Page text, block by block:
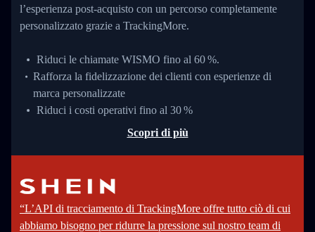
l’esperienza post-acquisto con un percorso completamente
personalizzato grazie a TrackingMore.
Riduci le chiamate WISMO fino al 60 %.
Rafforza la fidelizzazione dei clienti con esperienze di
marca personalizzate
Riduci i costi operativi fino al 30 %
Scopri di più
“L’API di tracciamento di TrackingMore offre tutto ciò di cui
abbiamo bisogno per ridurre la pressione sul nostro team di